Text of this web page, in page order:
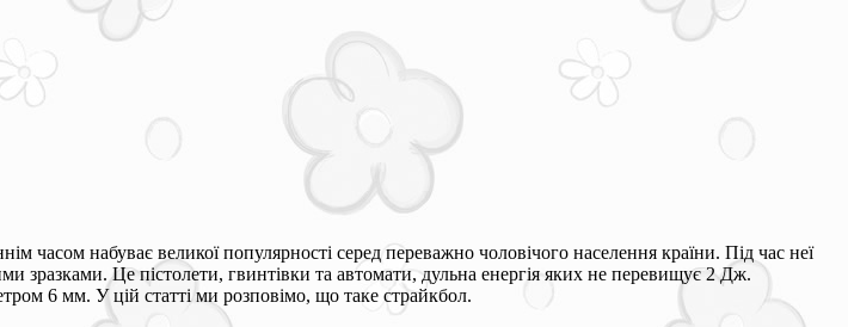
часом набуває великої популярності серед переважно чоловічого населення країни. Під час неї
зразками. Це пістолети, гвинтівки та автомати, дульна енергія яких не перевищує 2 Дж.
6 мм. У цій статті ми розповімо, що таке страйкбол.